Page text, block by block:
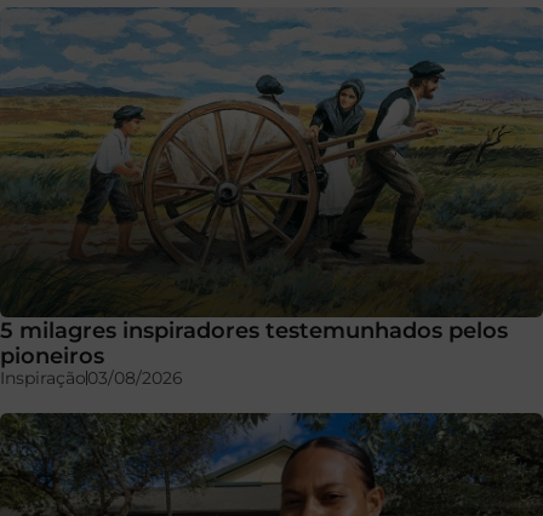
5 milagres inspiradores testemunhados pelos
pioneiros
Inspiração03/08/2026